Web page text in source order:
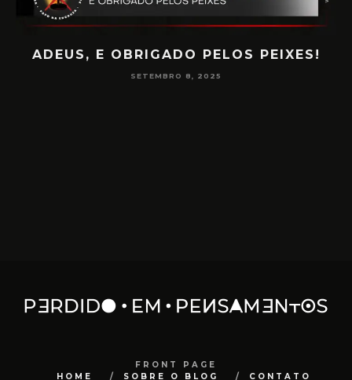
PEIXES!
PAPO NA ENCRUZA 180 –
FRONT PAGE
HOME
SOBRE O BLOG CONTATO